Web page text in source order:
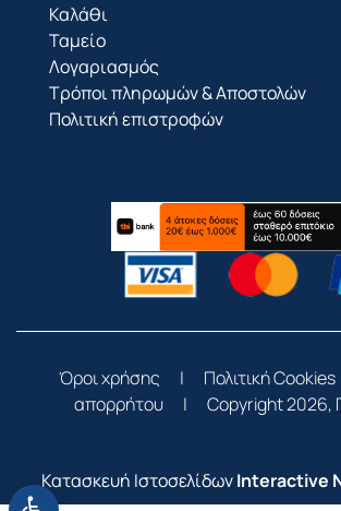
Ανοίξτε τη γραμμή
Καλάθι
Ταμείο
Λογαριασμός
Τρόποι πληρωμών & Αποστολών
Πολιτική επιστροφών
Όροι χρήσης | Πολιτική Cookies
απορρήτου
| Copyright 2026,
Κατασκευή ΙστοσελίδωνInteractive